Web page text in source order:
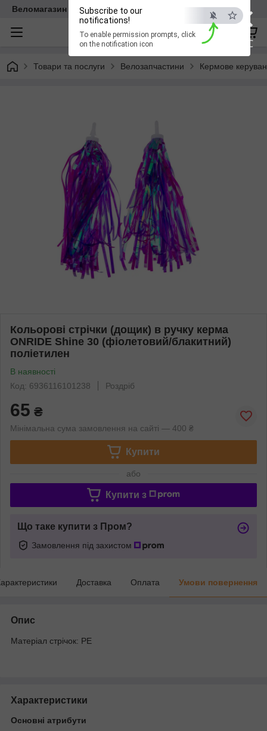
×
ESC
Subscribe to our
notifications!
To enable permission prompts, click
on the notification icon
Веломагазин EasyBike
Товари та послуги Велозапчастини Кермове
Кольорові стрічки (дощик) в ручку керма
ONRIDE Shine 30 (фіолетовий/блакитний)
поліетилен
В наявності
Код: 6936116101238
Роздріб
65 ₴
Мінімальна сума замовлення на сайті — 400 ₴
Купити
або
Купити з
Що таке купити з Пром?
Замовлення під захистом
Доставка Оплата Умови повернення
Опис
Матеріал стрічок: PE
Характеристики
Основні атрибути